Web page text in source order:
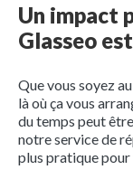
Un impact
Glasseo
Que vous soyez
là où ça vous
du temps peut
notre service de
plus pratique pour